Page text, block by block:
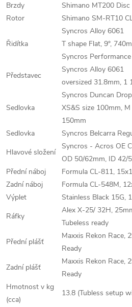
Brzdy
Shimano MT200 Disc
Rotor
Shimano SM-RT10
Řidítka
Syncros Alloy 6061
T shape Flat, 9°,
Syncros
Představec
Syncros Alloy 6061
oversized 31.8mm, 1
Sedlovka
Syncros Duncan
XS&S size 100mm,
150mm
Sedlovka
Syncros Belcarra
Hlavové složení
Syncros - Acros OE
OD 50/62mm, ID 42/
Přední náboj
Formula CL-811,
Zadní náboj
Formula CL-548M,
Výplet
Stainless Black 15G,
Ráfky
Alex X-25/ 32H,
Tubeless ready
Přední plášť
Maxxis Rekon Race,
Ready
Zadní plášť
Maxxis Rekon Race,
Ready
Hmotnost v kg
(cca)
13.8 (Tubless setup